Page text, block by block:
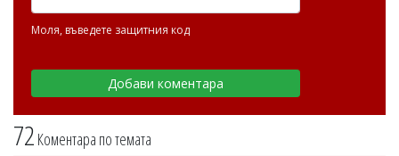
72 Коментара по темата
Моля, въведете защитния код